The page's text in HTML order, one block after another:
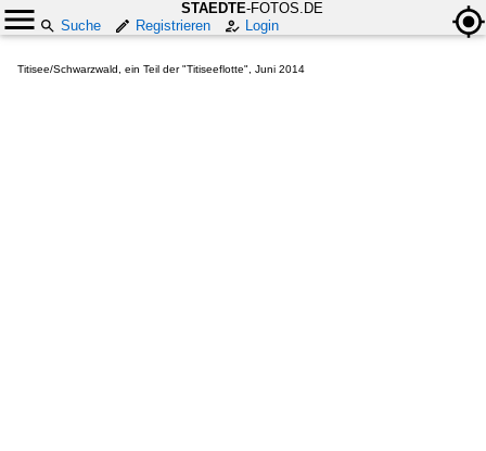
STAEDTE-FOTOS.DE
Suche
Registrieren Login
Titisee/Schwarzwald, ein Teil der "Titiseeflotte", Juni 2014